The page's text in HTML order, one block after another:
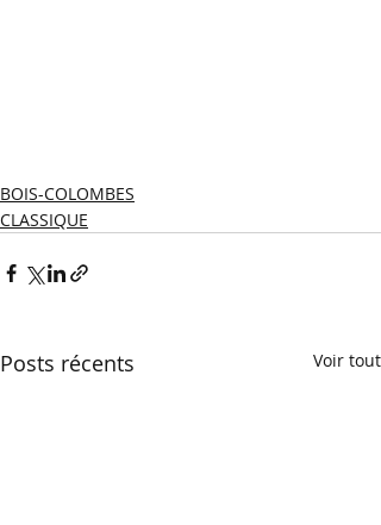
BOIS-COLOMBES
CLASSIQUE
Posts récents Voir tout